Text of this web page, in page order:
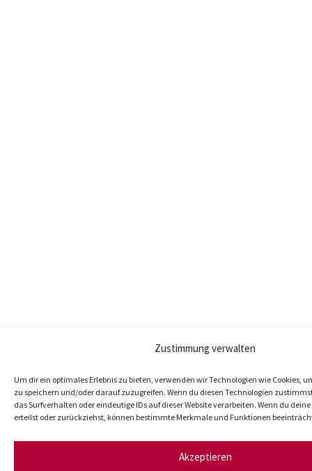
Zustimmung verwalten
Um dir ein optimales Erlebnis zu bieten, verwenden wir Technologien wie Cookies,
zu speichern und/oder darauf zuzugreifen. Wenn du diesen Technologien
das Surfverhalten oder eindeutige IDs auf dieser Website verarbeiten. Wenn du
erteilst oder zurückziehst, können bestimmte Merkmale und Funktionen
Akzeptieren